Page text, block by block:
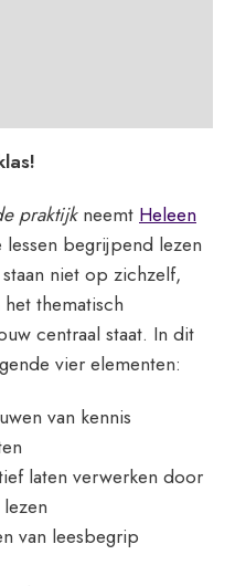
praktijkneemt Heleen
begrijpend lezen
niet op zichzelf,
thematisch
centraal staat. In dit
vier elementen:
van kennis
laten verwerken door
van leesbegrip